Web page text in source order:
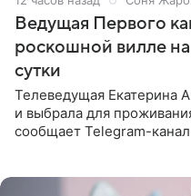
Ведущая Первого
роскошной вилле на
сутки
Телеведущая Екатерина
и выбрала для
сообщает Telegram-